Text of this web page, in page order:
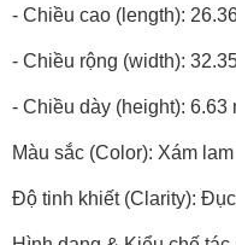
- Chiều cao (length):
- Chiều rộng (width):
- Chiều dày (height): 6.63
Màu sắc (Color): Xám lam
Độ tinh khiết (Clarity): Đục